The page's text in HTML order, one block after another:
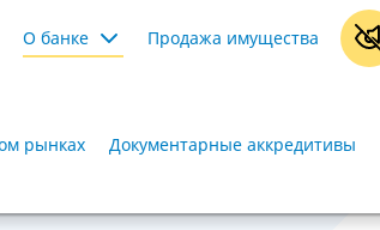
О банке Продажа имущества
рынках Документарные аккредитивы